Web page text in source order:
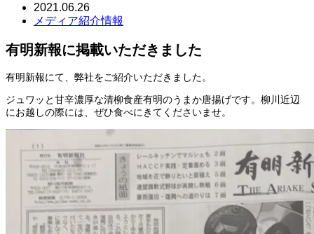
2021.06.26
メディア紹介情報
有明新報に掲載いただきました
有明新報にて、弊社をご紹介いただきました。
ジュワッと甘辛濃厚な清柳食産有明のうまか唐揚げです。柳川近辺
にお越しの際には、ぜひ食べにきてくださいませ。